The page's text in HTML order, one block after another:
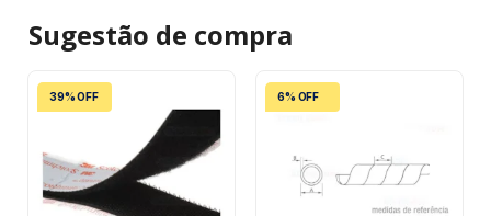
Sugestão de compra
39% OFF 6% OFF